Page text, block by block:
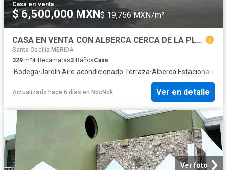
Casa·en venta
$ 6,500,000 MXN$ 19,756 MXN/m²
CASA EN VENTA CON ALBERCA CERCA DE LA PLANCHA
Santa Cecilia MÉRIDA
329 m²4 Recámaras3 BañosCasa
·Bodega·Jardín·Aire acondicionado·Terraza·Alberca·
Actualizado hace 6 días en NocNok Ver en detalle
Ver foto